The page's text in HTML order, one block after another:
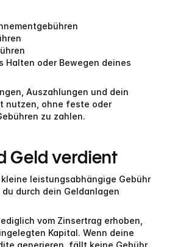
Halten oder Bewegen deines
Auszahlungen und dein
nutzen, ohne feste oder
zu zahlen.
Geld verdient
leistungsabhängige Gebühr
durch dein Geldanlagen
vom Zinsertrag erhoben,
Kapital. Wenn deine
generieren, fällt keine Gebühr